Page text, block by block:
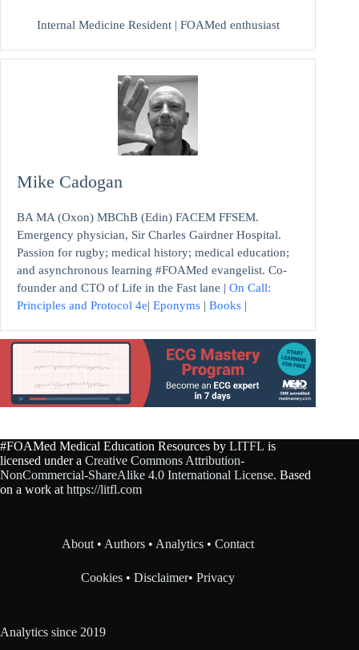
Internal Medicine Resident | FOAMed enthusiast
Mike Cadogan
BA MA (Oxon) MBChB (Edin) FACEM FFSEM.
Emergency physician, Sir Charles Gairdner Hospital.
Passion for rugby; medical history; medical education;
and asynchronous learning #FOAMed evangelist. Co-
founder and CTO of Life in the Fast lane | On Call:
Principles and Protocol 4e| Eponyms | Books |
#FOAMed Medical Education Resources by LITFL is
licensed under a Creative Commons Attribution-
NonCommercial-ShareAlike 4.0 International License. Based
on a work at https://litfl.com
About • Authors • Analytics •Contact
Cookies •Disclaimer•Privacy
Analytics since 2019